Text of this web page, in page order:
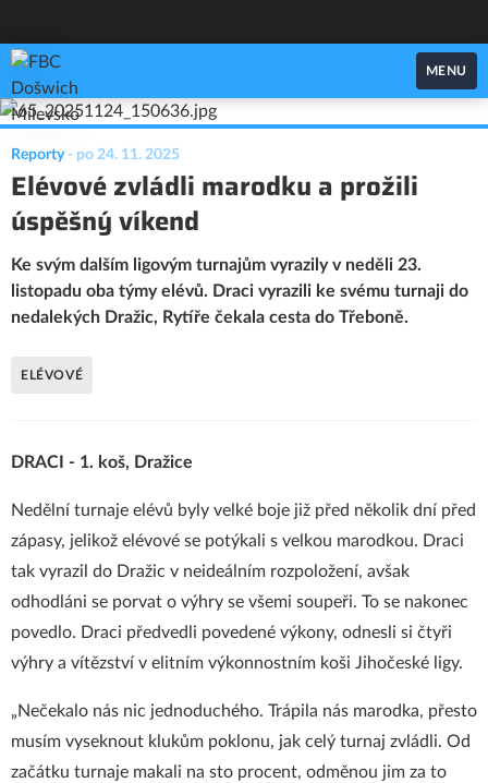
FBC Došwich Milevsko
MENU
Reporty - po 24. 11. 2025
Elévové zvládli marodku a prožili
úspěšný víkend
Ke svým dalším ligovým turnajům vyrazily v neděli 23.
listopadu oba týmy elévů. Draci vyrazili ke svému turnaji do
nedalekých Dražic, Rytíře čekala cesta do Třeboně.
ELÉVOVÉ
DRACI - 1. koš, Dražice
Nedělní turnaje elévů byly velké boje již před několik dní před
zápasy, jelikož elévové se potýkali s velkou marodkou. Draci
tak vyrazil do Dražic v neideálním rozpoložení, avšak
odhodláni se porvat o výhry se všemi soupeři. To se nakonec
povedlo. Draci předvedli povedené výkony, odnesli si čtyři
výhry a vítězství v elitním výkonnostním koši Jihočeské ligy.
„Nečekalo nás nic jednoduchého. Trápila nás marodka, přesto
musím vyseknout klukům poklonu, jak celý turnaj zvládli. Od
začátku turnaje makali na sto procent, odměnou jim za to